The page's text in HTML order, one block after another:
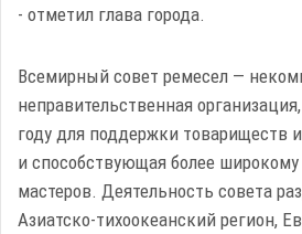
- отметил глава города.
Всемирный совет ремесел —
неправительственная
году для поддержки товариществ
и способствующая более
мастеров. Деятельность совета
Азиатско-тихоокеанский регион,